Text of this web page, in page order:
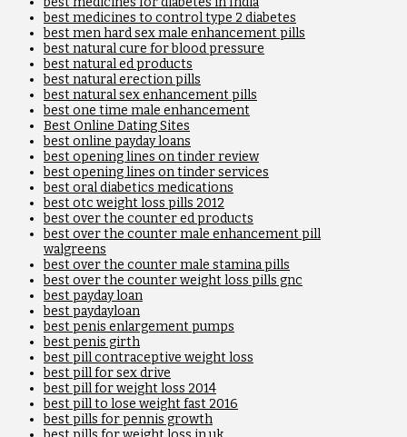
best medicines to control type 2 diabetes
best men hard sex male enhancement pills
best natural cure for blood pressure
best natural ed products
best natural erection pills
best natural sex enhancement pills
best one time male enhancement
Best Online Dating Sites
best online payday loans
best opening lines on tinder review
best opening lines on tinder services
best oral diabetics medications
best otc weight loss pills 2012
best over the counter ed products
best over the counter male enhancement pill
walgreens
best over the counter male stamina pills
best over the counter weight loss pills gnc
best payday loan
best paydayloan
best penis enlargement pumps
best penis girth
best pill contraceptive weight loss
best pill for sex drive
best pill for weight loss 2014
best pill to lose weight fast 2016
best pills for pennis growth